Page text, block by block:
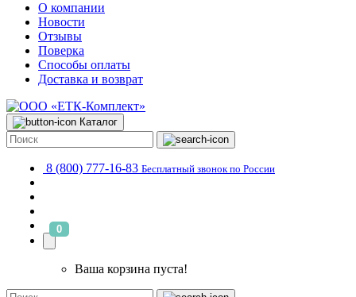
О компании
Новости
Отзывы
Поверка
Способы оплаты
Доставка и возврат
Каталог
8 (800) 777-16-83 Бесплатный звонок по России
0
Ваша корзина пуста!